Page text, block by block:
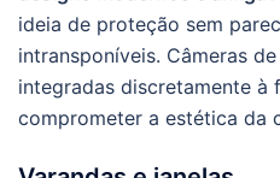
ideia de proteção sem
intransponíveis. Câmeras
integradas discretamente à
comprometer a estética da